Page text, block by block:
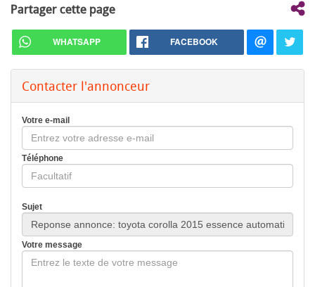
Partager cette page
WHATSAPP FACEBOOK
Contacter l'annonceur
Votre e-mail
Téléphone
Sujet
Votre message